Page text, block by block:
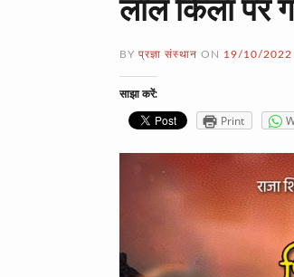
लाल किला पर
BY प्रज्ञा संस्थान ON 19/10/2022
साझा करें:
Print